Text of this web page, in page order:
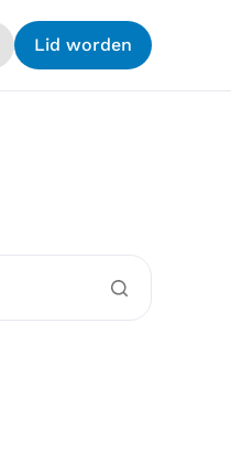
Lid worden